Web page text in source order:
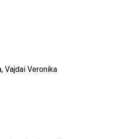
Vajdai Veronika